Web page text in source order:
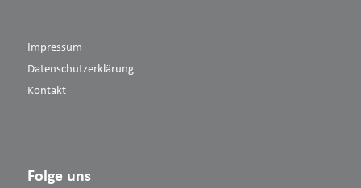
Impressum
Datenschutzerklärung
Kontakt
Folge uns